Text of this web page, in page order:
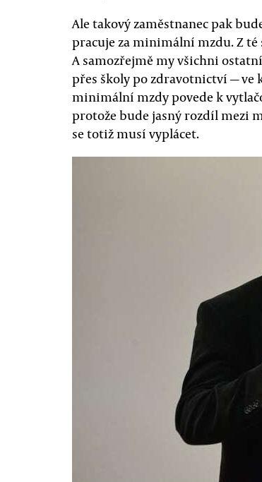
Ale takový zaměstnanec pak
pracuje za minimální mzdu. Z
A samozřejmě my všichni
přes školy po zdravotnictví — ve
minimální mzdy povede k
protože bude jasný rozdíl mezi
se totiž musí vyplácet.